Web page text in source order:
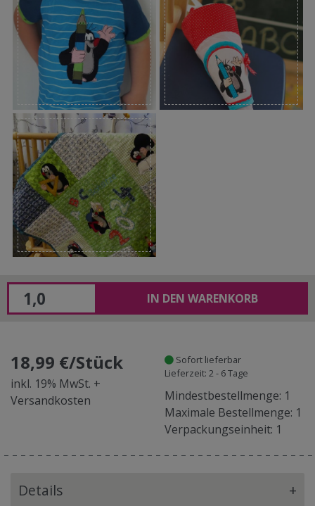
IN DEN WARENKORB
18,99 €/Stück
inkl. 19% MwSt. +
Versandkosten
Sofort lieferbar
Lieferzeit: 2 - 6 Tage
Mindestbestellmenge: 1
Maximale Bestellmenge: 1
Verpackungseinheit: 1
Details +